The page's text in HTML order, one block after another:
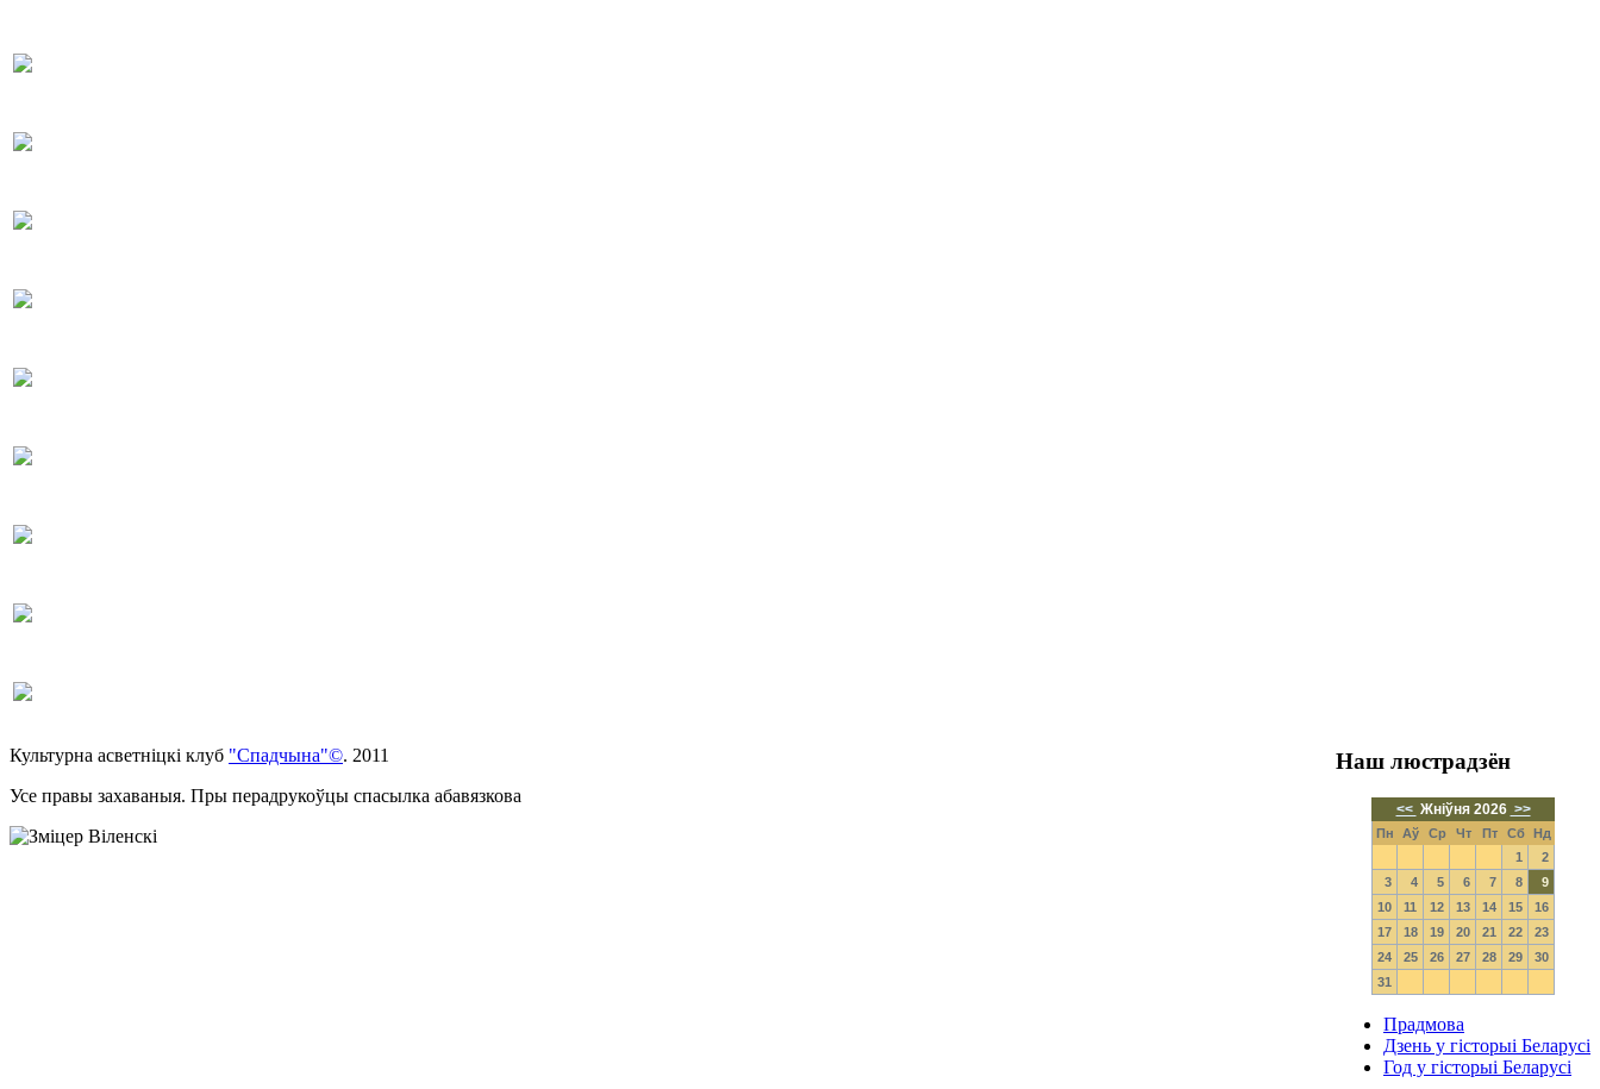
Наш люстрадзён
<< Жніўня 2026 >>
Пн Аў Ср Чт Пт Сб Нд
1
2
3
4 5 6 7 8
9
10
11 12 13 14 15
16
17
18 19 20 21 22
23
24
25 26 27 28 29
30
31
Прадмова
Дзень у гiсторыi Беларусі
Год у гісторыі Беларусі
Культурна асветнiцкi клуб "Спадчына"©. 2011
Усе правы захаваныя. Пры перадрукоўцы спасылка абавязкова